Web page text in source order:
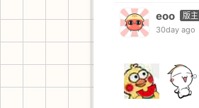
eoo
版主
30day ago